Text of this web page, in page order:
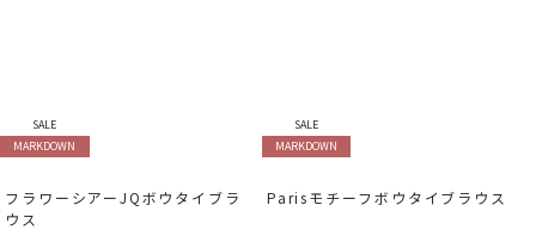
SALE
MARKDOWN
フラワーシアーJQボウタイブラ
ウス
SALE
MARKDOWN
Parisモチーフボウタイブラウス